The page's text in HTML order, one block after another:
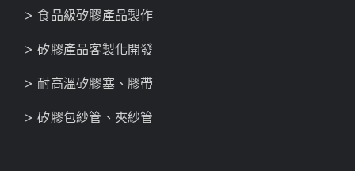
> 食品級矽膠產品製作
> 矽膠產品客製化開發
> 耐高溫矽膠塞、膠帶
> 矽膠包紗管、夾紗管